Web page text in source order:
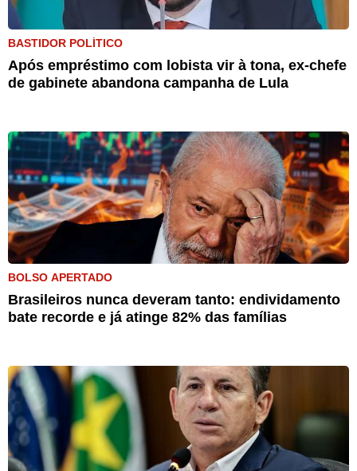
BASTIDOR POLÍTICO
Após empréstimo com lobista vir à tona, ex-chefe
de gabinete abandona campanha de Lula
BOLSO APERTADO
Brasileiros nunca deveram tanto: endividamento
bate recorde e já atinge 82% das famílias